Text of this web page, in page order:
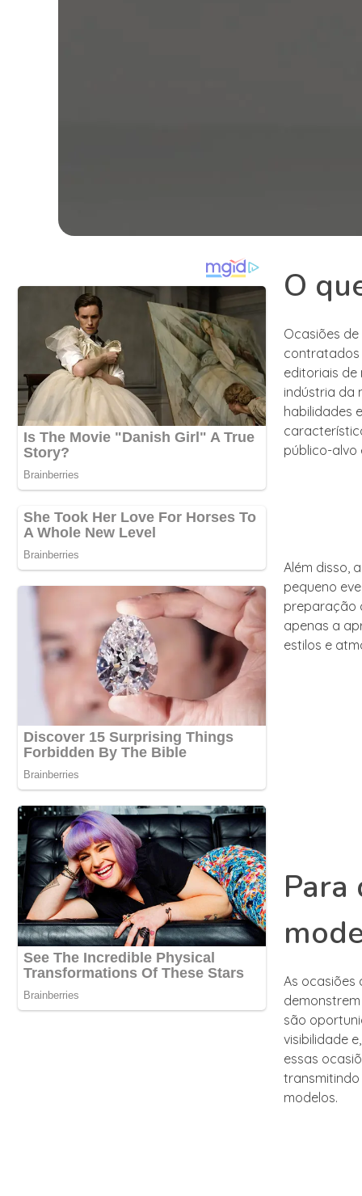
O
Ocasiões
contratados
editoriais de
indústria da
habilidades
público-alvo
Além disso,
pequeno
preparação
apenas a
estilos e
Para
As ocasiões
são
visibilidade
essas
modelos.